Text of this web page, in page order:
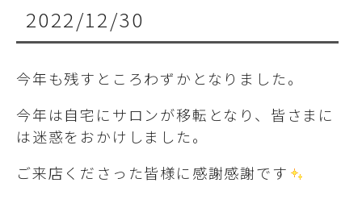
2022/12/30
今年も残すところわずかとなりました。
今年は自宅にサロンが移転となり、皆さまに
は迷惑をおかけしました。
ご来店くださった皆様に感謝感謝です